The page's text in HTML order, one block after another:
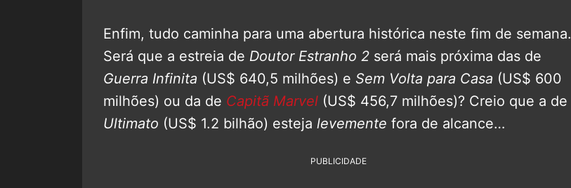
Enfim, tudo caminha para uma abertura histórica neste fim de semana.
Será que a estreia de Doutor Estranho 2 será mais próxima das de
Guerra Infinita (US$ 640,5 milhões) e Sem Volta para Casa (US$ 600
milhões) ou da de Capitã Marvel (US$ 456,7 milhões)? Creio que a de
Ultimato (US$ 1.2 bilhão) esteja levemente fora de alcance…
PUBLICIDADE